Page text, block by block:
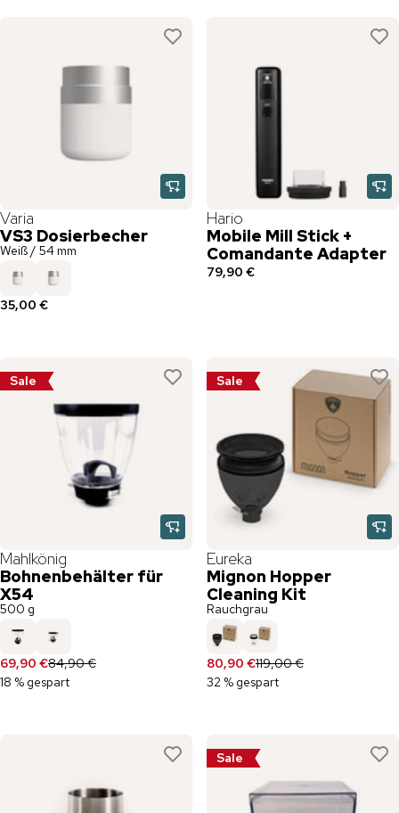
Varia
VS3 Dosierbecher
Weiß / 54 mm
35,00 €
Hario
Mobile Mill Stick +
Comandante Adapter
79,90 €
Sale
Mahlkönig
Bohnenbehälter für
X54
500 g
69,90 €84,90 €
18 % gespart
Sale
Eureka
Mignon Hopper
Cleaning Kit
Rauchgrau
80,90 €119,00 €
32 % gespart
Sale